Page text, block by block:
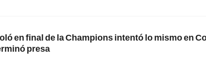
en final de la Champions intentó lo mismo en
presa